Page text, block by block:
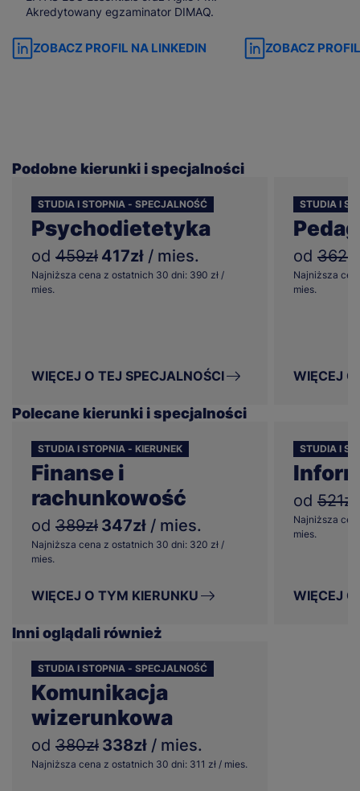
Akredytowany egzaminator DIMAQ.
ZOBACZ PROFIL NA LINKEDIN ZOBACZ
Podobne kierunki i specjalności
STUDIA I STOPNIA - SPECJALNOŚĆ
Psychodietetyka
od 459zł 417zł / mies.
Najniższa cena z ostatnich 30 dni: 390 zł /
mies.
WIĘCEJ O TEJ SPECJALNOŚCI
STUDIA I
od 362zł
Najniższa
mies.
WIĘCEJ
Polecane kierunki i specjalności
STUDIA I STOPNIA - KIERUNEK
Finanse i
rachunkowość
od 389zł 347zł / mies.
Najniższa cena z ostatnich 30 dni: 320 zł /
mies.
WIĘCEJ O TYM KIERUNKU
STUDIA I
od 521zł
Najniższa
mies.
WIĘCEJ
Inni oglądali również
STUDIA I STOPNIA - SPECJALNOŚĆ
Komunikacja
wizerunkowa
od 380zł 338zł / mies.
Najniższa cena z ostatnich 30 dni: 311 zł / mies.